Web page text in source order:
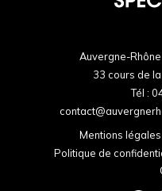
Auvergne-
33 cours de
Tél :
Mentions
Politique de